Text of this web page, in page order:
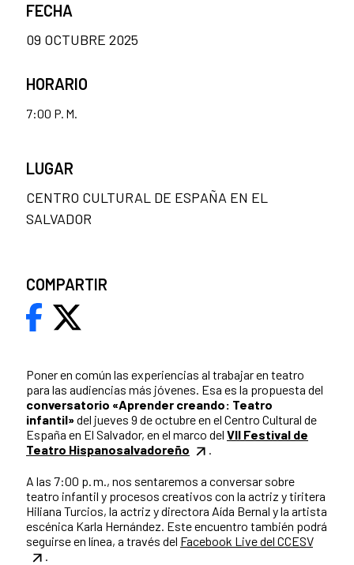
Poner en común las experiencias al trabajar en teatro
para las audiencias más jóvenes. Esa es la propuesta del
conversatorio «Aprender creando: Teatro
infantil»del jueves 9 de octubre en el Centro Cultural de
España en El Salvador, en el marco del VII Festival de
Teatro Hispanosalvadoreño
.
A las 7:00 p. m., nos sentaremos a conversar sobre
teatro infantil y procesos creativos con la actriz y tiritera
Hiliana Turcios, la actriz y directora Aída Bernal y la artista
escénica Karla Hernández. Este encuentro también podrá
seguirse en línea, a través del Facebook Live del CCESV
.
FECHA
09 OCTUBRE 2025
HORARIO
7:00 P. M.
LUGAR
CENTRO CULTURAL DE ESPAÑA EN EL
SALVADOR
COMPARTIR